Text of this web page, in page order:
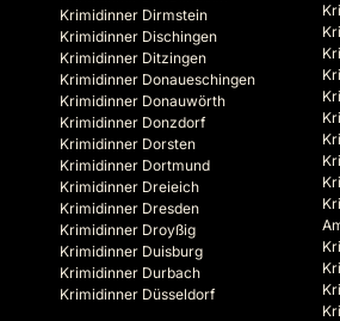
Krimidinner Dirmstein
Krimidinner Dischingen
Krimidinner Ditzingen
Krimidinner Donaueschingen
Krimidinner Donauwörth
Krimidinner Donzdorf
Krimidinner Dorsten
Krimidinner Dortmund
Krimidinner Dreieich
Krimidinner Dresden
Krimidinner Droyßig
Krimidinner Duisburg
Krimidinner Durbach
Krimidinner Düsseldorf